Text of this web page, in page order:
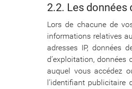
2.2. Les
Lors de chacune de
informations relatives
adresses IP, données
d’exploitation,
auquel vous accédez
l’identifiant